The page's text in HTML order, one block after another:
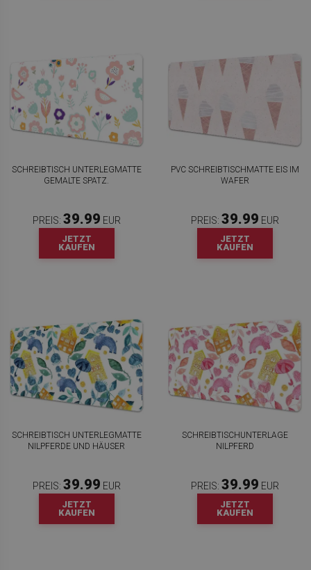
SCHREIBTISCH UNTERLEGMATTE
GEMALTE SPATZ.
PREIS: 39.99 EUR
JETZT
KAUFEN
PVC SCHREIBTISCHMATTE EIS IM
WAFER
PREIS: 39.99 EUR
JETZT
KAUFEN
SCHREIBTISCH UNTERLEGMATTE
NILPFERDE UND HÄUSER
PREIS: 39.99 EUR
JETZT
KAUFEN
SCHREIBTISCHUNTERLAGE
NILPFERD
PREIS: 39.99 EUR
JETZT
KAUFEN